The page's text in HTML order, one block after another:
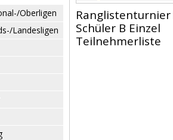
Oberligen
Landesligen
Ranglistenturnier
Schüler B Einzel
Teilnehmerliste